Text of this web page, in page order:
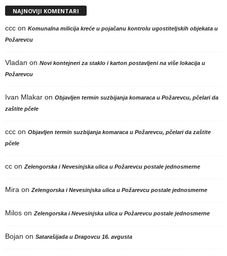
NAJNOVIJI KOMENTARI
ccc on Komunalna milicija kreće u pojačanu kontrolu ugostiteljskih objekata u
Požarevcu
Vladan on Novi kontejneri za staklo i karton postavljeni na više lokacija u
Požarevcu
Ivan Mlakar on Objavljen termin suzbijanja komaraca u Požarevcu, pčelari da
zaštite pčele
ccc on Objavljen termin suzbijanja komaraca u Požarevcu, pčelari da zaštite
pčele
cc on Zelengorska i Nevesinjska ulica u Požarevcu postale jednosmerne
Mira on Zelengorska i Nevesinjska ulica u Požarevcu postale jednosmerne
Milos on Zelengorska i Nevesinjska ulica u Požarevcu postale jednosmerne
Bojan on Satarašijada u Dragovcu 16. avgusta